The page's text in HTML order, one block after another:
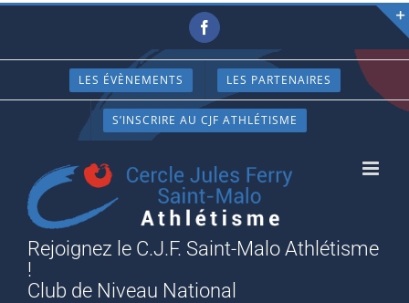
Passer
contenu
Facebook
LES ÉVÈNEMENTS LES PARTENAIRES
S’INSCRIRE AU CJF ATHLÉTISME
Rejoignez le C.J.F. Saint-Malo Athlétisme
!
Club de Niveau National